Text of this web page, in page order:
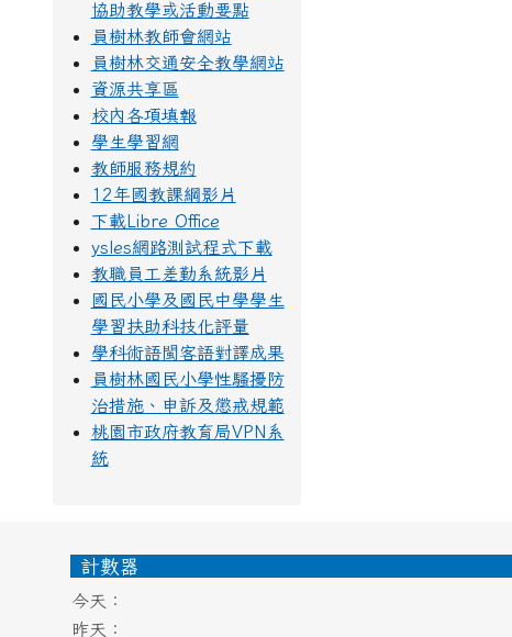
協助教學或活動要點
員樹林教師會網站
員樹林交通安全教學網站
資源共享區
校內各項填報
學生學習網
教師服務規約
12年國教課綱影片
下載Libre Office
ysles網路測試程式下載
教職員工差勤系統影片
國民小學及國民中學學生
學習扶助科技化評量
學科術語閩客語對譯成果
員樹林國民小學性騷擾防
治措施、申訴及懲戒規範
桃園市政府教育局VPN系
統
頁尾區域內容
計數器
今天：
昨天：